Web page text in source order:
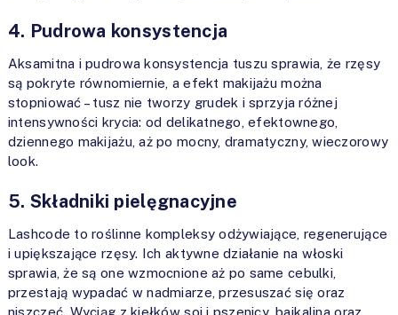
4. Pudrowa konsystencja
Aksamitna i pudrowa konsystencja tuszu sprawia, że rzęsy
są pokryte równomiernie, a efekt makijażu można
stopniować – tusz nie tworzy grudek i sprzyja różnej
intensywności krycia: od delikatnego, efektownego,
dziennego makijażu, aż po mocny, dramatyczny, wieczorowy
look.
5. Składniki pielęgnacyjne
Lashcode to roślinne kompleksy odżywiające, regenerujące
i upiększające rzęsy. Ich aktywne działanie na włoski
sprawia, że są one wzmocnione aż po same cebulki,
przestają wypadać w nadmiarze, przesuszać się oraz
niszczeć. Wyciąg z kiełków soi i pszenicy, bajkalina oraz